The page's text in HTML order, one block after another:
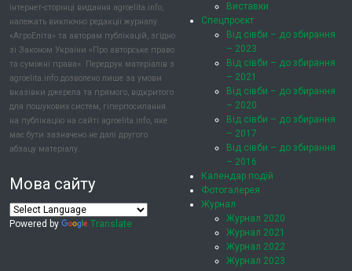
інтернет-сторінці видання agroelita.info,
належать виключно редакції журналу
«АгроЕліта» та авторам публікацій, згідно
зі Законом України «Про авторське право
та суміжні права». Передрук матеріалів з
agroelita.info дозволено лише за умови
вказівки джерела та прямого, відкритого
для пошукових систем, гіперпосилання
на публікацію на сайті agroelita.info, яке
має бути зазначено не далі другого
абзацу матеріалу.
Мова сайту
Powered by Translate
Виставки
Спецпроєкт
Від сівби – до збирання
– 2023
Від сівби – до збирання
– 2021
Від сівби – до збирання
– 2020
Від сівби – до збирання
– 2017
Від сівби – до збирання
– 2016
Календар подій
Фотогалерея
Журнал
Журнал 2020
Журнал 2021
Журнал 2022
Журнал 2023